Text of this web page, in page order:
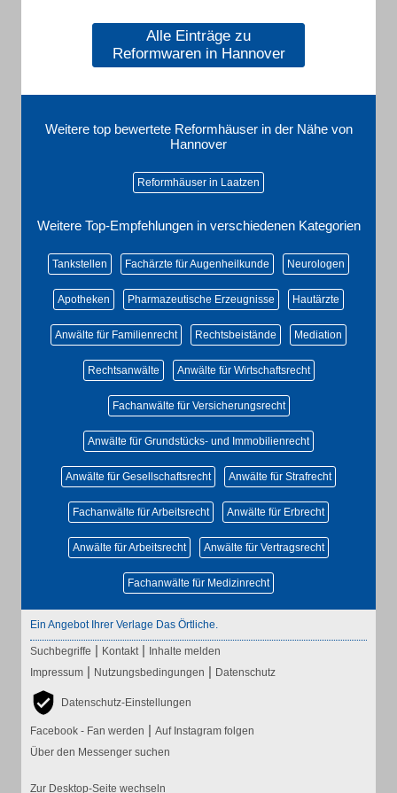
Alle Einträge zu
Reformwaren in Hannover
Weitere top bewertete Reformhäuser in der Nähe von
Hannover
Reformhäuser in Laatzen
Weitere Top-Empfehlungen in verschiedenen Kategorien
Tankstellen Fachärzte für Augenheilkunde Neurologen
Apotheken Pharmazeutische Erzeugnisse Hautärzte
Anwälte für Familienrecht Rechtsbeistände Mediation
Rechtsanwälte Anwälte für Wirtschaftsrecht
Fachanwälte für Versicherungsrecht
Anwälte für Grundstücks- und Immobilienrecht
Anwälte für Gesellschaftsrecht Anwälte für Strafrecht
Fachanwälte für Arbeitsrecht Anwälte für Erbrecht
Anwälte für Arbeitsrecht Anwälte für Vertragsrecht
Fachanwälte für Medizinrecht
Ein Angebot Ihrer Verlage Das Örtliche.
Suchbegriffe | Kontakt | Inhalte melden
Impressum | Nutzungsbedingungen | Datenschutz
Datenschutz-Einstellungen
Facebook - Fan werden | Auf Instagram folgen
Über den Messenger suchen
Zur Desktop-Seite wechseln